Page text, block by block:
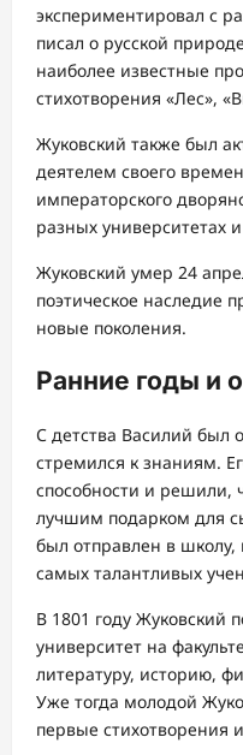
экспериментировал с
писал о русской
наиболее известные
стихотворения «Лес»,
Жуковский также был
деятелем своего
императорского
разных университетах
Жуковский умер 24
поэтическое наследие
новые поколения.
Ранние годы и
С детства Василий был
стремился к знаниям.
способности и решили,
лучшим подарком для
был отправлен в школу,
самых талантливых
В 1801 году Жуковский
университет на
литературу, историю,
Уже тогда молодой
первые стихотворения